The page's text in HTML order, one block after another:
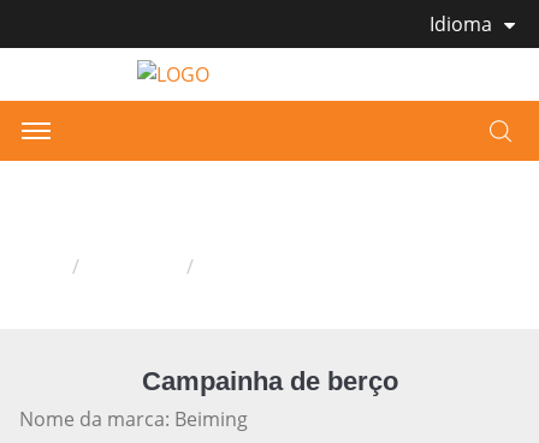
Idioma
Campainha de berço
Nome da marca: Beiming